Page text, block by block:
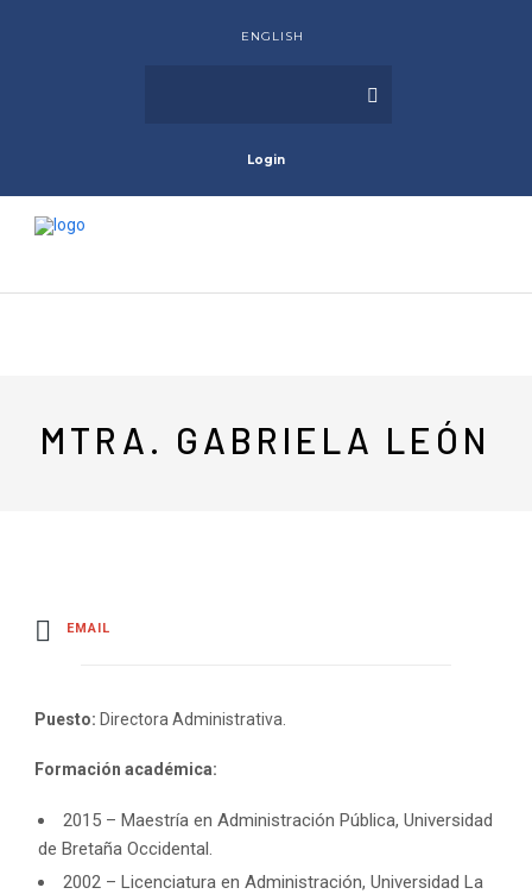
ENGLISH
Login
MTRA. GABRIELA LEÓN
EMAIL
Puesto: Directora Administrativa.
Formación académica:
2015 – Maestría en Administración Pública, Universidad
de Bretaña Occidental.
2002 – Licenciatura en Administración, Universidad La